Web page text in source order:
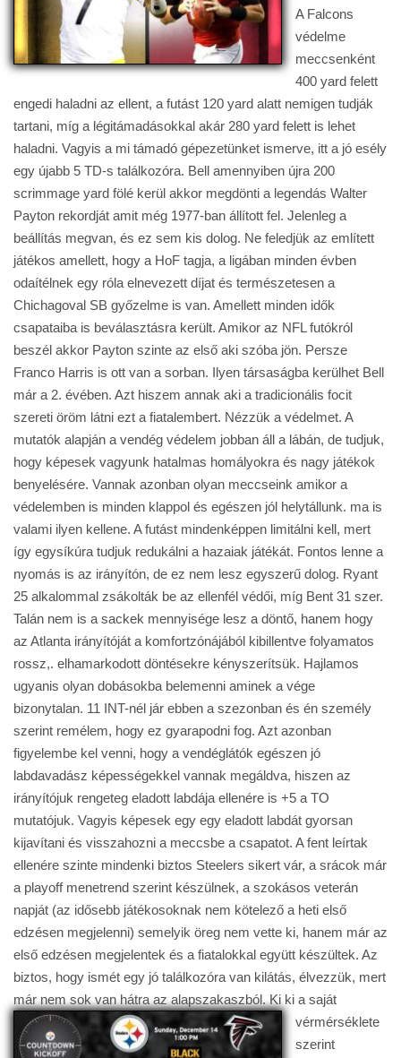
A Falcons
védelme
meccsenként
400 yard felett
engedi haladni az ellent, a futást 120 yard alatt nemigen tudják
tartani, míg a légitámadásokkal akár 280 yard felett is lehet
haladni. Vagyis a mi támadó gépezetünket ismerve, itt a jó esély
egy újabb 5 TD-s találkozóra. Bell amennyiben újra 200
scrimmage yard fölé kerül akkor megdönti a legendás Walter
Payton rekordját amit még 1977-ban állított fel. Jelenleg a
beállítás megvan, és ez sem kis dolog. Ne feledjük az említett
játékos amellett, hogy a HoF tagja, a ligában minden évben
odaítélnek egy róla elnevezett díjat és természetesen a
Chichagoval SB győzelme is van. Amellett minden idők
csapataiba is beválasztásra került. Amikor az NFL futókról
beszél akkor Payton szinte az első aki szóba jön. Persze
Franco Harris is ott van a sorban. Ilyen társaságba kerülhet Bell
már a 2. évében. Azt hiszem annak aki a tradicionális focit
szereti öröm látni ezt a fiatalembert. Nézzük a védelmet. A
mutatók alapján a vendég védelem jobban áll a lábán, de tudjuk,
hogy képesek vagyunk hatalmas homályokra és nagy játékok
benyelésére. Vannak azonban olyan meccseink amikor a
védelemben is minden klappol és egészen jól helytállunk. ma is
valami ilyen kellene. A futást mindenképpen limitálni kell, mert
így egysíkúra tudjuk redukálni a hazaiak játékát. Fontos lenne a
nyomás is az irányítón, de ez nem lesz egyszerű dolog. Ryant
25 alkalommal zsákolták be az ellenfél védői, míg Bent 31 szer.
Talán nem is a sackek mennyisége lesz a döntő, hanem hogy
az Atlanta irányítóját a komfortzónájából kibillentve folyamatos
rossz,. elhamarkodott döntésekre kényszerítsük. Hajlamos
ugyanis olyan dobásokba belemenni aminek a vége
bizonytalan. 11 INT-nél jár ebben a szezonban és én személy
szerint remélem, hogy ez gyarapodni fog. Azt azonban
figyelembe kel venni, hogy a vendéglátók egészen jó
labdavadász képességekkel vannak megáldva, hiszen az
irányítójuk rengeteg eladott labdája ellenére is +5 a TO
mutatójuk. Vagyis képesek egy egy eladott labdát gyorsan
kijavítani és visszahozni a meccsbe a csapatot. A fent leírtak
ellenére szinte mindenki biztos Steelers sikert vár, a srácok már
a playoff menetrend szerint készülnek, a szokásos veterán
napját (az idősebb játékosoknak nem kötelező a heti első
edzésen megjelenni) semelyik öreg nem vette ki, hanem már az
első edzésen megjelentek és a fiatalokkal együtt készültek. Az
biztos, hogy ismét egy jó találkozóra van kilátás, élvezzük, mert
már nem sok van hátra az alapszakaszból.Ki ki a saját
vérmérséklete
szerint